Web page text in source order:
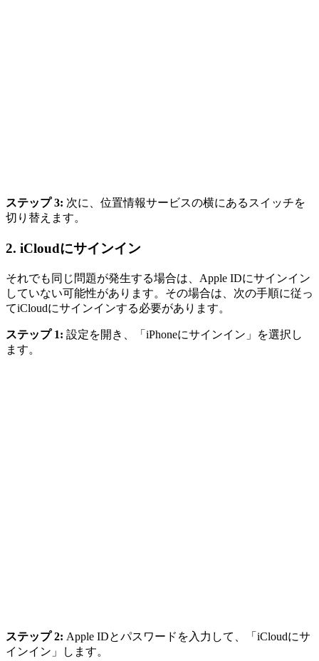
ステップ 3: 次に、位置情報サービスの横にあるスイッチを
切り替えます。
2. iCloudにサインイン
それでも同じ問題が発生する場合は、Apple IDにサインイン
していない可能性があります。その場合は、次の手順に従っ
てiCloudにサインインする必要があります。
ステップ 1: 設定を開き、「iPhoneにサインイン」を選択し
ます。
ステップ 2: Apple IDとパスワードを入力して、「iCloudにサ
インイン」します。